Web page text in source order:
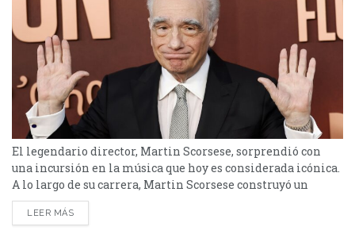
El legendario director, Martin Scorsese, sorprendió con
una incursión en la música que hoy es considerada icónica.
A lo largo de su carrera, Martin Scorsese construyó un
legado inigualable en el cine. Desde historias crudas sobre
la mafia hasta retratos psicológicos inolvidables, su estilo
LEER MÁS